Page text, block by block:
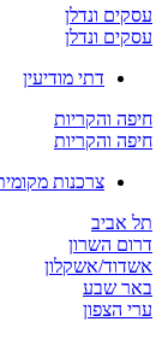
ונדלן
ונדלן
דתי מודיעין
צרכנות מקומית
אשקלון